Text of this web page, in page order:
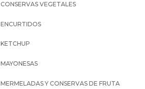
CONSERVAS VEGETALES
ENCURTIDOS
KETCHUP
MAYONESAS
MERMELADAS Y CONSERVAS DE FRUTA